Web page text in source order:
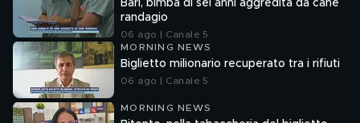
Bari, bimba di sei anni aggredita da cane
randagio
06 ago | Canale 5
MORNING NEWS
Biglietto milionario recuperato tra i rifiuti
06 ago | Canale 5
MORNING NEWS